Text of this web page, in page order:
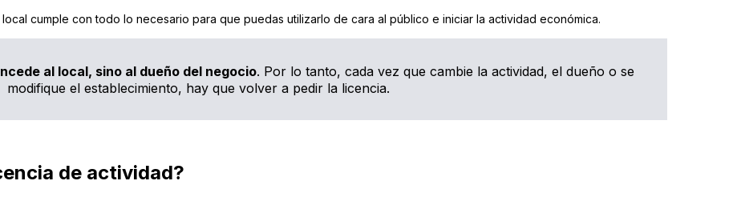
cumple con todo lo necesario para que puedas utilizarlo de cara al público e iniciar la actividad económica.
al local, sino al dueño del negocio. Por lo tanto, cada vez que cambie la actividad, el dueño o se
modifique el establecimiento, hay que volver a pedir la licencia.
de actividad?